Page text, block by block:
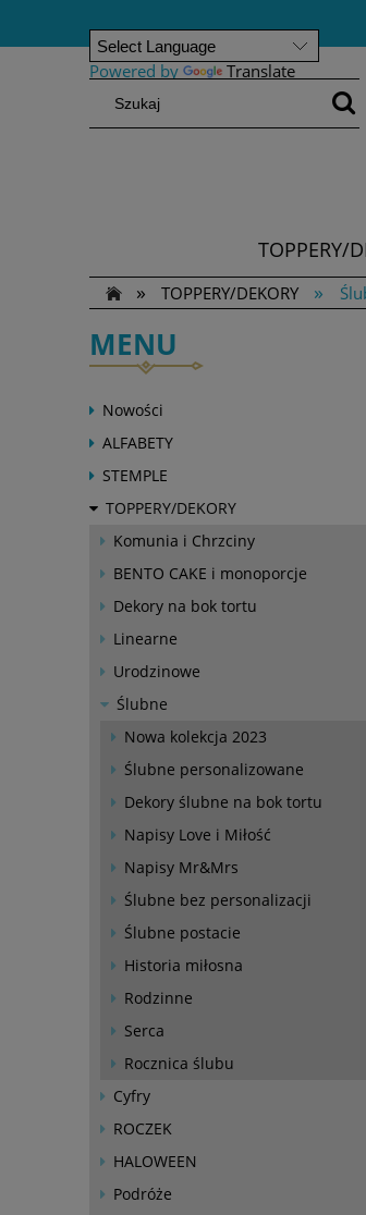
Powered by Translate
TOPPERY/
»
TOPPERY/DEKORY »
MENU
Nowości
ALFABETY
STEMPLE
TOPPERY/DEKORY
Komunia i Chrzciny
BENTO CAKE i monoporcje
Dekory na bok tortu
Linearne
Urodzinowe
Ślubne
Nowa kolekcja 2023
Ślubne personalizowane
Dekory ślubne na bok tortu
Napisy Love i Miłość
Napisy Mr&Mrs
Ślubne bez personalizacji
Ślubne postacie
Historia miłosna
Rodzinne
Serca
Rocznica ślubu
Cyfry
ROCZEK
HALOWEEN
Podróże